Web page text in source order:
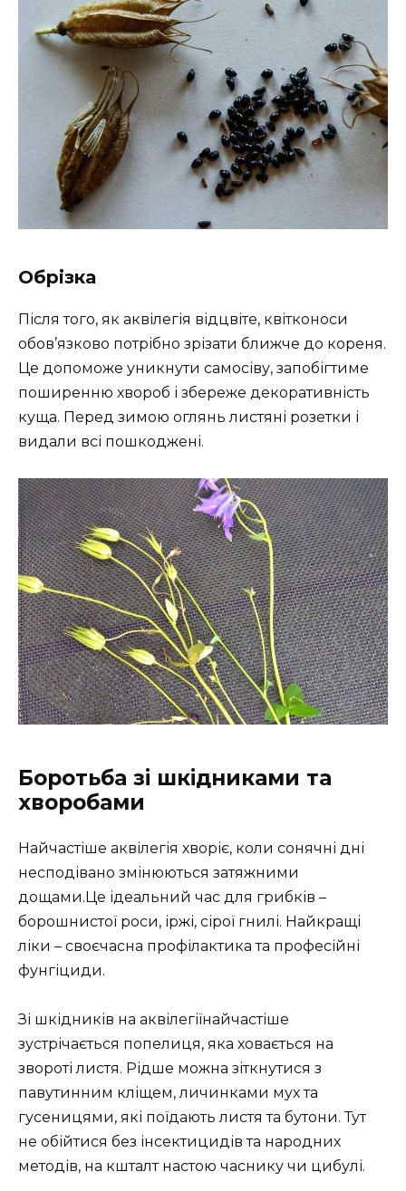
Обрізка
Після того, як аквілегія відцвіте, квітконоси
обов’язково потрібно зрізати ближче до кореня.
Це допоможе уникнути самосіву, запобігтиме
поширенню хвороб і збереже декоративність
куща. Перед зимою оглянь листяні розетки і
видали всі пошкоджені.
Боротьба зі шкідниками та
хворобами
Найчастіше аквілегія хворіє, коли сонячні дні
несподівано змінюються затяжними
дощами.Це ідеальний час для грибків –
борошнистої роси, іржі, сірої гнилі. Найкращі
ліки – своєчасна профілактика та професійні
фунгіциди.
Зі шкідників на аквілегіїнайчастіше
зустрічається попелиця, яка ховається на
звороті листя. Рідше можна зіткнутися з
павутинним кліщем, личинками мух та
гусеницями, які поїдають листя та бутони. Тут
не обійтися без інсектицидів та народних
методів, на кшталт настою часнику чи цибулі.